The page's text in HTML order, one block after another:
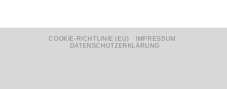
COOKIE-RICHTLINIE (EU)
IMPRESSUM
DATENSCHUTZERKLÄRUNG